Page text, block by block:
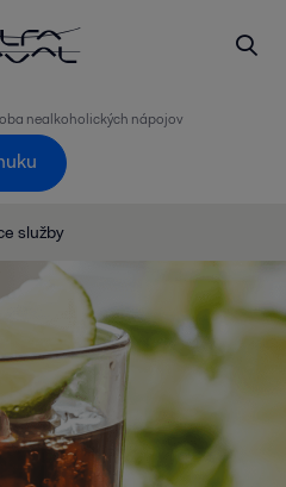
nealkoholických nápojov
služby